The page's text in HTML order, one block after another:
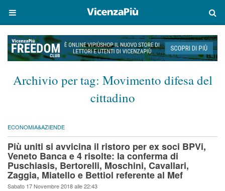
Archivio per tag: Movimento difesa del
cittadino
ECONOMIA&AZIENDE
Più uniti si avvicina il ristoro per ex soci BPVi,
Veneto Banca e 4 risolte: la conferma di
Puschiasis, Bertorelli, Moschini, Cavallari,
Zaggia, Miatello e Bettiol referente al Mef
Sabato 17 Novembre 2018 alle 22:43